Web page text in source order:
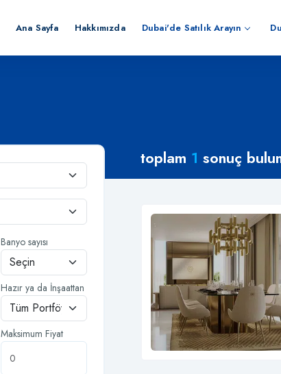
Ana Sayfa Hakkımızda Dubai'de Satılık Arayın
Banyo sayısı
Hazır ya da İnşaattan
Maksimum Fiyat
toplam 1 sonuç